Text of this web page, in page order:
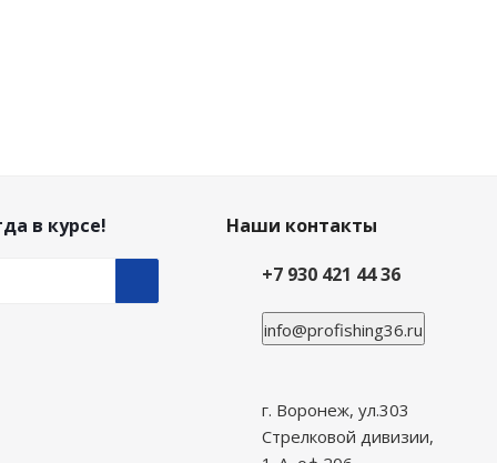
в курсе!
Наши контакты
+7 930 421 44 36
info@profishing36.ru
г. Воронеж, ул.303
Стрелковой дивизии,